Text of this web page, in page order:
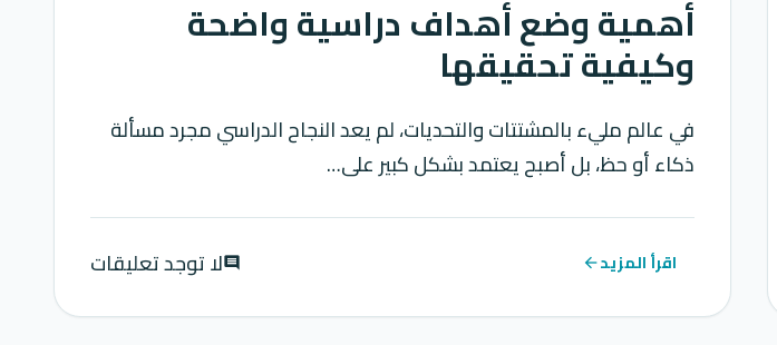
أهمية وضع أهداف دراسية واضحة
وكيفية تحقيقها
في عالم مليء بالمشتتات والتحديات، لم يعد النجاح الدراسي مجرد مسألة
ذكاء أو حظ، بل أصبح يعتمد بشكل كبير على…
اقرأ المزيدarrow_back
commentلا توجد تعليقات